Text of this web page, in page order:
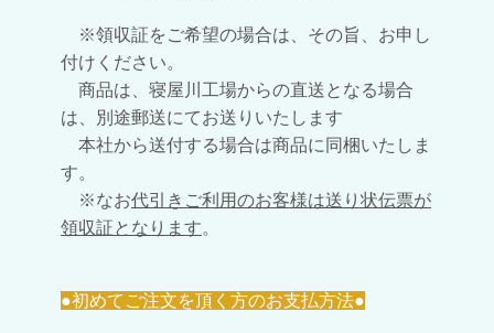
※領収証をご希望の場合は、その旨、お申し
付けください。
商品は、寝屋川工場からの直送となる場合
は、別途郵送にてお送りいたします
本社から送付する場合は商品に同梱いたしま
す。
※なお代引きご利用のお客様は送り状伝票が
領収証となります。
●初めてご注文を頂く方のお支払方法●